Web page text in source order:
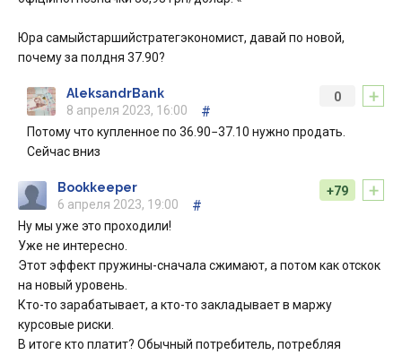
Юра самыйстаршийстратегэкономист, давай по новой,
почему за полдня 37.90?
+
0
AleksandrBank
8 апреля 2023, 16:00
#
Потому что купленное по 36.90−37.10 нужно продать.
Сейчас вниз
+
+79
Bookkeeper
6 апреля 2023, 19:00
#
Ну мы уже это проходили!
Уже не интересно.
Этот эффект пружины-сначала сжимают, а потом как отскок
на новый уровень.
Кто-то зарабатывает, а кто-то закладывает в маржу
курсовые риски.
В итоге кто платит? Обычный потребитель, потребляя